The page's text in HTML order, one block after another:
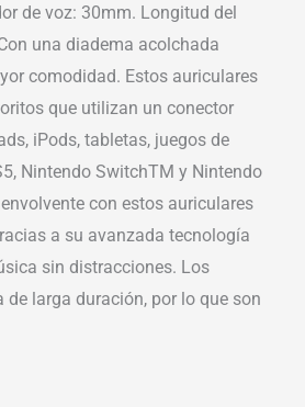
de voz: 30mm. Longitud del
una diadema acolchada
comodidad. Estos auriculares
que utilizan un conector
iPods, tabletas, juegos de
Nintendo SwitchTM y Nintendo
con estos auriculares
a su avanzada tecnología
sin distracciones. Los
larga duración, por lo que son